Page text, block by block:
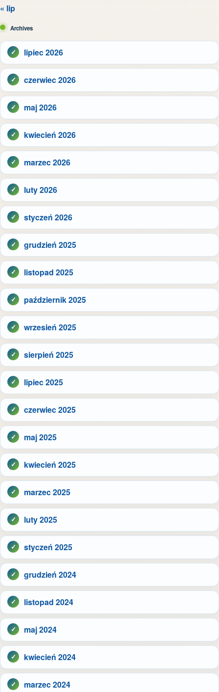
« lip
Archives
lipiec 2026
czerwiec 2026
maj 2026
kwiecień 2026
marzec 2026
luty 2026
styczeń 2026
grudzień 2025
listopad 2025
październik 2025
wrzesień 2025
sierpień 2025
lipiec 2025
czerwiec 2025
maj 2025
kwiecień 2025
marzec 2025
luty 2025
styczeń 2025
grudzień 2024
listopad 2024
maj 2024
kwiecień 2024
marzec 2024